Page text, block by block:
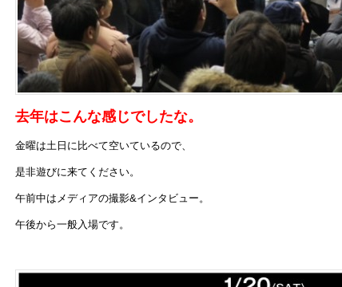
去年はこんな感じでしたな。
金曜は土日に比べて空いているので、
是非遊びに来てください。
午前中はメディアの撮影&インタビュー。
午後から一般入場です。